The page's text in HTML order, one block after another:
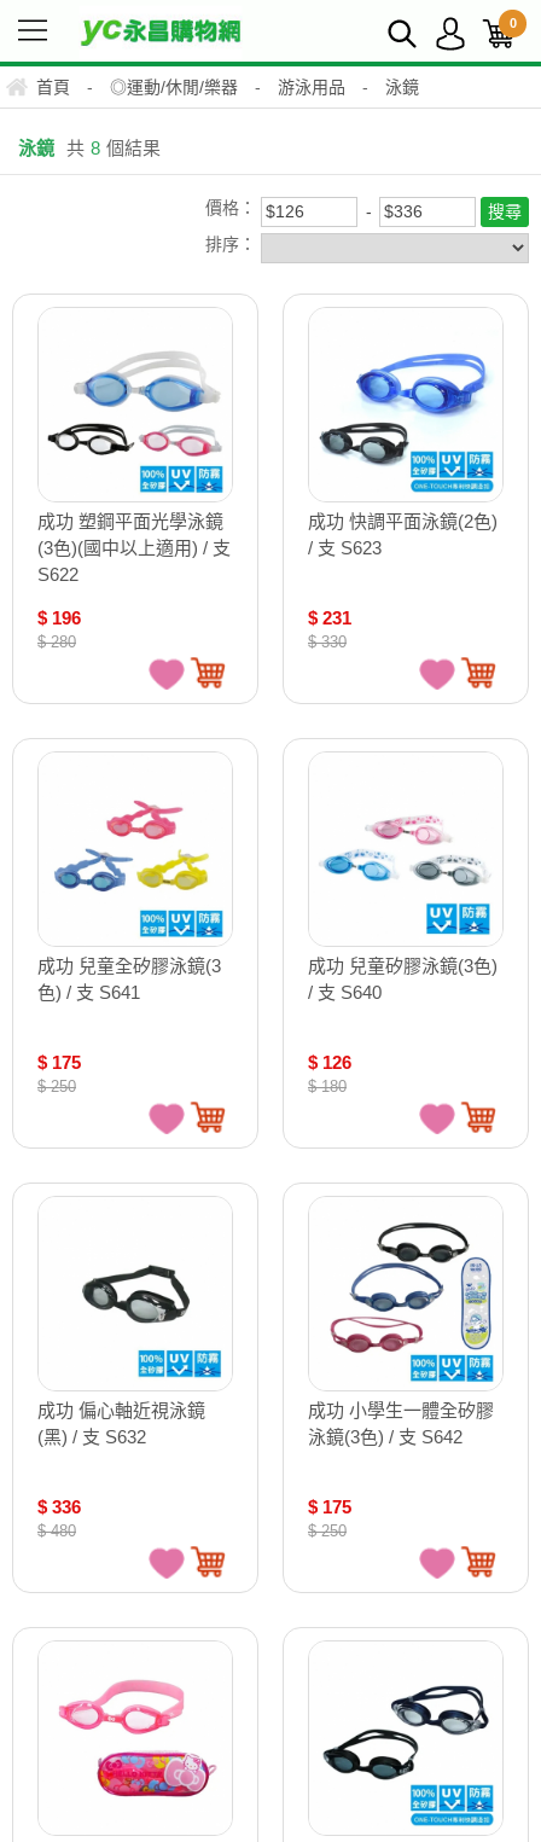
0
首頁 - ◎運動/休閒/樂器 - 游泳用品 - 泳鏡
泳鏡 共 8 個結果
價格：
排序：
成功 塑鋼平面光學泳鏡
(3色)(國中以上適用) / 支
S622
$ 196
$ 280
成功 快調平面泳鏡(2色)
/ 支 S623
$ 231
$ 330
成功 兒童全矽膠泳鏡(3
色) / 支 S641
$ 175
$ 250
成功 兒童矽膠泳鏡(3色)
/ 支 S640
$ 126
$ 180
成功 偏心軸近視泳鏡
(黑) / 支 S632
$ 336
$ 480
成功 小學生一體全矽膠
泳鏡(3色) / 支 S642
$ 175
$ 250